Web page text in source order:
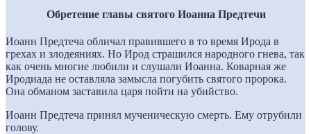
Обретение главы святого Иоанна Предтечи
Иоанн Предтеча обличал правившего в то время Ирода в
грехах и злодеяниях. Но Ирод страшился народного гнева, так
как очень многие любили и слушали Иоанна. Коварная же
Иродиада не оставляла замысла погубить святого пророка.
Она обманом заставила царя пойти на убийство.
Иоанн Предтеча принял мученическую смерть. Ему отрубили
голову.